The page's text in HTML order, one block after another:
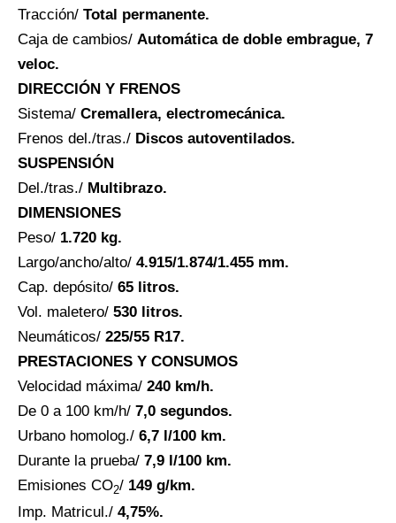
Tracción/ Total permanente.
Caja de cambios/ Automática de doble embrague, 7
veloc.
DIRECCIÓN Y FRENOS
Sistema/ Cremallera, electromecánica.
Frenos del./tras./ Discos autoventilados.
SUSPENSIÓN
Del./tras./ Multibrazo.
DIMENSIONES
Peso/ 1.720 kg.
Largo/ancho/alto/ 4.915/1.874/1.455 mm.
Cap. depósito/ 65 litros.
Vol. maletero/ 530 litros.
Neumáticos/ 225/55 R17.
PRESTACIONES Y CONSUMOS
Velocidad máxima/ 240 km/h.
De 0 a 100 km/h/ 7,0 segundos.
Urbano homolog./ 6,7 l/100 km.
Durante la prueba/ 7,9 l/100 km.
Emisiones CO2/ 149 g/km.
Imp. Matricul./ 4,75%.